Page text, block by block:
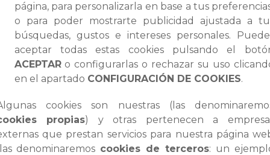
página, para personalizarla en base a tus
o para poder mostrarte publicidad ajustada a
búsquedas, gustos e intereses personales.
aceptar todas estas cookies pulsando el
ACEPTARo configurarlas o rechazar su uso
en el apartado CONFIGURACIÓN DE COOKIES.
cookies son nuestras (las
propias) y otras pertenecen a
que prestan servicios para nuestra página
denominaremos cookies de terceros: un